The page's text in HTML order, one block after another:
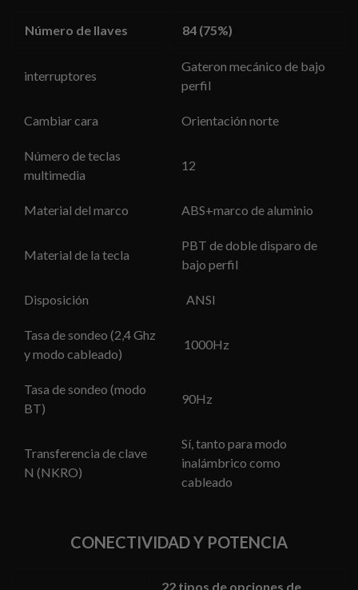
Número de llaves 84 (75%)
interruptores
Gateron mecánico de bajo
perfil
Cambiar cara Orientación norte
Número de teclas
multimedia
12
Material del marco ABS+marco de aluminio
Material de la tecla
PBT de doble disparo de
bajo perfil
Disposición ANSI
Tasa de sondeo (2,4 Ghz
y modo cableado)
1000Hz
Tasa de sondeo (modo
BT)
90Hz
Transferencia de clave
N (NKRO)
Sí, tanto para modo
inalámbrico como
cableado
CONECTIVIDAD Y POTENCIA
22 tipos de opciones de